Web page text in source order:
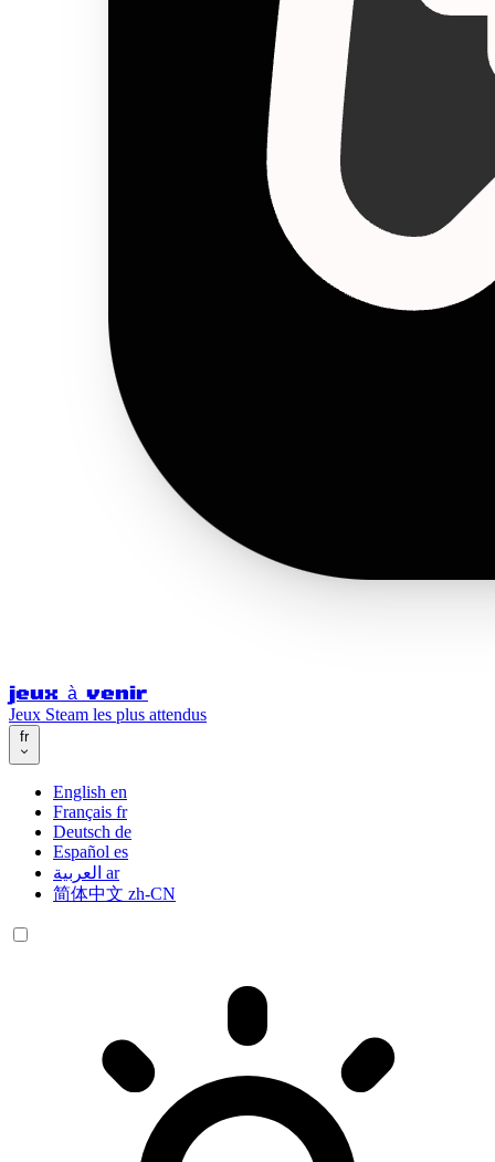
jeux à venir
Jeux Steam les plus attendus
fr
English en
Français fr
Deutsch de
Español es
العربية ar
简体中文 zh-CN